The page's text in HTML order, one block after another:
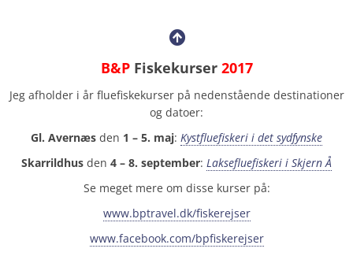
B&PFiskekurser 2017
Jeg afholder i år fluefiskekurser på nedenstående destinationer
og datoer:
Gl. Avernæs den 1 – 5. maj: Kystfluefiskeri i det sydfynske
Skarrildhus den 4 – 8. september: Laksefluefiskeri i Skjern Å
Se meget mere om disse kurser på:
www.bptravel.dk/fiskerejser
www.facebook.com/bpfiskerejser